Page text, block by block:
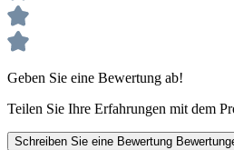
Geben Sie eine Bewertung ab!
Teilen Sie Ihre Erfahrungen mit dem
Schreiben Sie eine Bewertung